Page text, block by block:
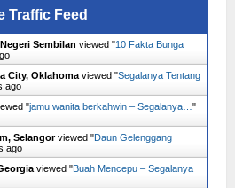
Traffic Feed
Sembilan viewed "10 Fakta Bunga
City, Oklahoma viewed "Segalanya Tentang
ago
"jamu wanita berkahwin – Segalanya… "
Selangorviewed "Daun Gelenggang
ago
viewed "Buah Mencepu – Segalanya